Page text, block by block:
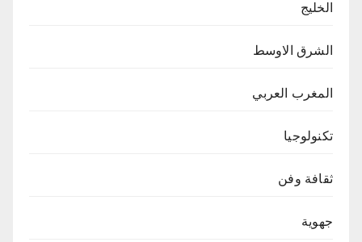
الخليج
الشرق الاوسط
المغرب العربي
تكنولوجيا
ثقافة وفن
جهوية